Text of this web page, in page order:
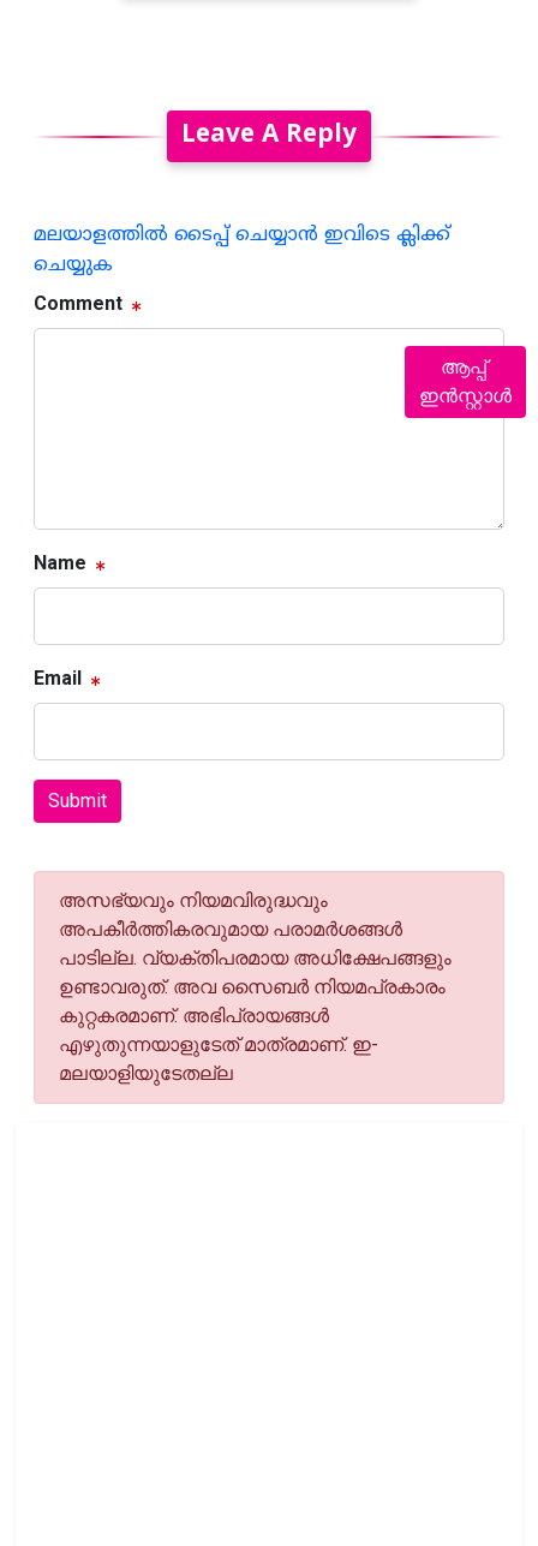
Leave A Reply
മലയാളത്തില്‍ ടൈപ്പ് ചെയ്യാന്‍ ഇവിടെ ക്ലിക്ക്
ചെയ്യുക
Comment
Name
Email
Submit
അസഭ്യവും നിയമവിരുദ്ധവും
അപകീര്‍ത്തികരവുമായ പരാമര്‍ശങ്ങള്‍
പാടില്ല. വ്യക്തിപരമായ അധിക്ഷേപങ്ങളും
ഉണ്ടാവരുത്. അവ സൈബര്‍ നിയമപ്രകാരം
കുറ്റകരമാണ്. അഭിപ്രായങ്ങള്‍
എഴുതുന്നയാളുടേത് മാത്രമാണ്. ഇ-
മലയാളിയുടേതല്ല
ആപ്പ്
ഇൻസ്റ്റാൾ